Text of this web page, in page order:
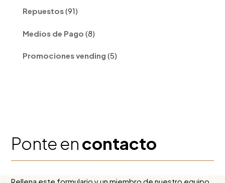
Repuestos 9191
productos
Medios de Pago 8
productos
Promociones vending 55
productos
Ponte encontacto